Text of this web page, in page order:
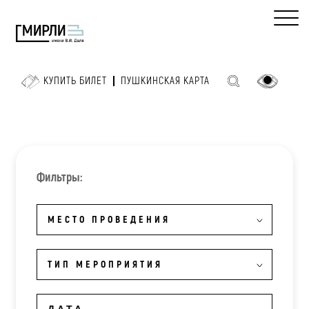
КУПИТЬ БИЛЕТ ПУШКИНСКАЯ КАРТА
Фильтры:
МЕСТО ПРОВЕДЕНИЯ
ТИП МЕРОПРИЯТИЯ